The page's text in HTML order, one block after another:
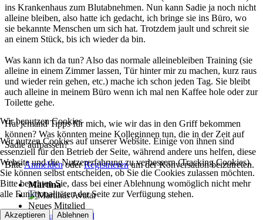
ins Krankenhaus zum Blutabnehmen. Nun kann Sadie ja noch nicht
alleine bleiben, also hatte ich gedacht, ich bringe sie ins Büro, wo
sie bekannte Menschen um sich hat. Trotzdem jault und schreit sie
an einem Stück, bis ich wieder da bin.
Was kann ich da tun? Also das normale alleinebleiben Training (sie
alleine in einem Zimmer lassen, Tür hinter mir zu machen, kurz raus
und wieder rein gehen, etc.) mache ich schon jeden Tag. Sie bleibt
auch alleine in meinem Büro wenn ich mal nen Kaffee hole oder zur
Toilette gehe.
Hat jemand Tipps für mich, wie wir das in den Griff bekommen
können? Was könnten meine Kolleginnen tun, die in der Zeit auf
Sadie aufpassen?
BitteAnmeldenoderRegistrierenum der Konversation beizutreten.
Martina
Neues Mitglied
Wir benutzen Cookies
Wir nutzen Cookies auf unserer Website. Einige von ihnen sind
essenziell für den Betrieb der Seite, während andere uns helfen, diese
Website und die Nutzererfahrung zu verbessern (Tracking Cookies).
Sie können selbst entscheiden, ob Sie die Cookies zulassen möchten.
Bitte beachten Sie, dass bei einer Ablehnung womöglich nicht mehr
alle Funktionalitäten der Seite zur Verfügung stehen.
Akzeptieren Ablehnen